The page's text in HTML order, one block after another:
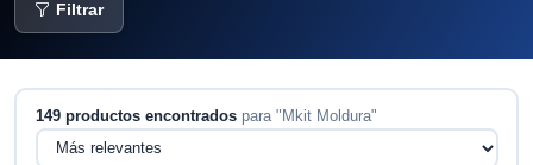
Filtrar
149 productos encontradospara "Mkit Moldura"